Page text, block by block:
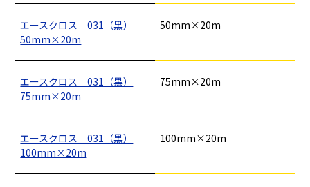
釘 ロープ・チェーン シート・ネット ビス
フレコン・袋物
型枠部材 基礎用部材 土木資材 テープ
シーリング剤・接着剤・スプレー等
家、マンションを
建てる（建築）
塗装工事
エースクロス 031（黒）
50mm×20m
50mm×20m
エースクロス 031（黒）
75mm×20m
75mm×20m
エースクロス 031（黒）
100mm×20m
100mm×20m